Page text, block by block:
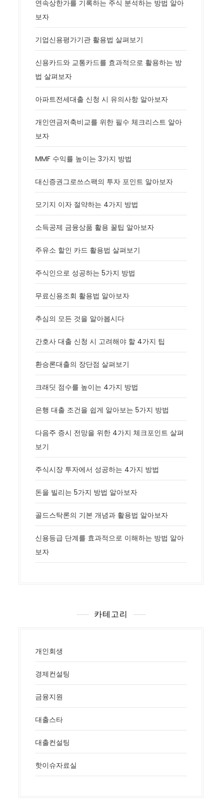
연속상한가를 기록하는 주식 분석하는 방법 알아
보자
기업신용평가기관 활용법 살펴보기
신용카드와 교통카드를 효과적으로 활용하는 방
법 살펴보자
아파트전세대출 신청 시 유의사항 알아보자
개인연금저축비교를 위한 필수 체크리스트 알아
보자
MMF 수익률 높이는 3가지 방법
대신증권그로쓰스팩의 투자 포인트 알아보자
모기지 이자 절약하는 4가지 방법
소득공제 금융상품 활용 꿀팁 알아보자
주유소 할인 카드 활용법 살펴보기
주식인으로 성공하는 5가지 방법
무료신용조회 활용법 알아보자
추심의 모든 것을 알아봅시다
간호사 대출 신청 시 고려해야 할 4가지 팁
환승론대출의 장단점 살펴보기
크래딧 점수를 높이는 4가지 방법
은행 대출 조건을 쉽게 알아보는 5가지 방법
다음주 증시 전망을 위한 4가지 체크포인트 살펴
보기
주식시장 투자에서 성공하는 4가지 방법
돈을 빌리는 5가지 방법 알아보자
골드스탁론의 기본 개념과 활용법 알아보자
신용등급 단계를 효과적으로 이해하는 방법 알아
보자
카테고리
개인회생
경제컨설팅
금융지원
대출스타
대출컨설팅
핫이슈자료실